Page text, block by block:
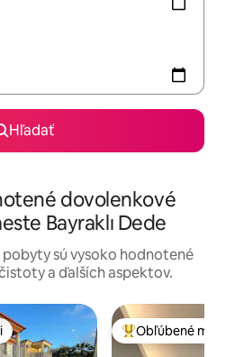
Hľadať
dovolenkové
Bayraklı Dede
sú vysoko hodnotené
a ďalších aspektov.
Najobľúbenejšie
Obľúbené